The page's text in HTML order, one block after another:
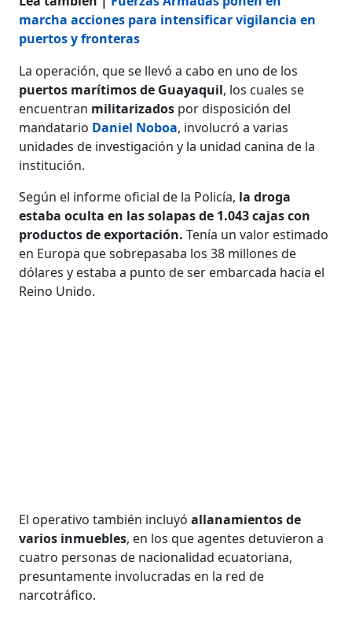
marcha acciones para intensificar vigilancia en
puertos y fronteras
La operación, que se llevó a cabo en uno de los
puertos marítimos de Guayaquil, los cuales se
encuentran militarizados por disposición del
mandatario Daniel Noboa, involucró a varias
unidades de investigación y la unidad canina de la
institución.
Según el informe oficial de la Policía, la droga
estaba oculta en las solapas de 1.043 cajas con
productos de exportación.Tenía un valor estimado
en Europa que sobrepasaba los 38 millones de
dólares y estaba a punto de ser embarcada hacia el
Reino Unido.
El operativo también incluyó allanamientos de
varios inmuebles, en los que agentes detuvieron a
cuatro personas de nacionalidad ecuatoriana,
presuntamente involucradas en la red de
narcotráfico.